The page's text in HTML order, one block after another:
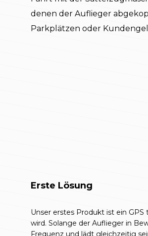
denen der Auflieger
Parkplätzen oder
Erste Lösung
Unser erstes Produkt ist ein
wird. Solange der Auflieger in
Frequenz und lädt gleichzeitig